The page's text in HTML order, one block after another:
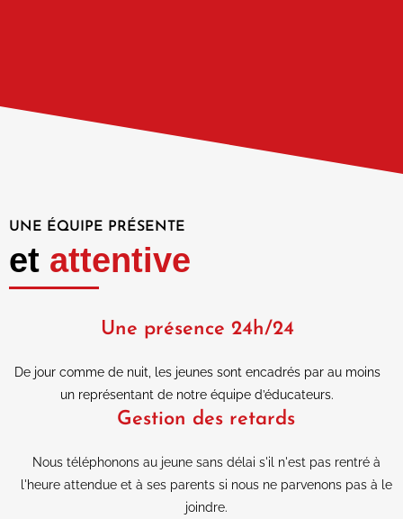
UNE ÉQUIPE PRÉSENTE
et attentive
Une présence 24h/24
De jour comme de nuit, les jeunes sont encadrés par au moins
un représentant de notre équipe d’éducateurs.
Gestion des retards
Nous téléphonons au jeune sans délai s'il n'est pas rentré à
l'heure attendue et à ses parents si nous ne parvenons pas à le
joindre.